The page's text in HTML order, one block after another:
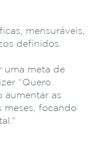
mensuráveis,
definidos.
uma meta de
“Quero
aumentar as
meses, focando